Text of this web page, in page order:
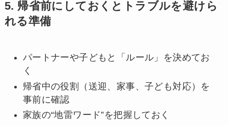
5. 帰省前にしておくとトラブルを避けら
れる準備
パートナーや子どもと「ルール」を決めてお
く
帰省中の役割（送迎、家事、子ども対応）を
事前に確認
家族の“地雷ワード”を把握しておく